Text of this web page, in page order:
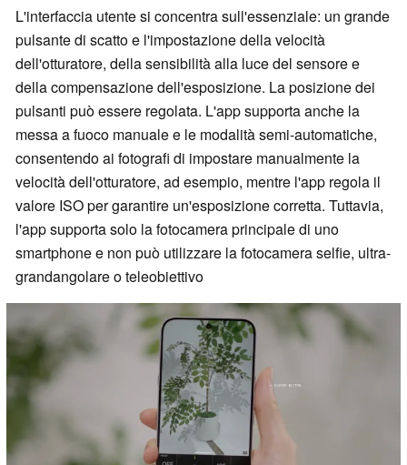
L'interfaccia utente si concentra sull'essenziale: un grande
pulsante di scatto e l'impostazione della velocità
dell'otturatore, della sensibilità alla luce del sensore e
della compensazione dell'esposizione. La posizione dei
pulsanti può essere regolata. L'app supporta anche la
messa a fuoco manuale e le modalità semi-automatiche,
consentendo ai fotografi di impostare manualmente la
velocità dell'otturatore, ad esempio, mentre l'app regola il
valore ISO per garantire un'esposizione corretta. Tuttavia,
l'app supporta solo la fotocamera principale di uno
smartphone e non può utilizzare la fotocamera selfie, ultra-
grandangolare o teleobiettivo